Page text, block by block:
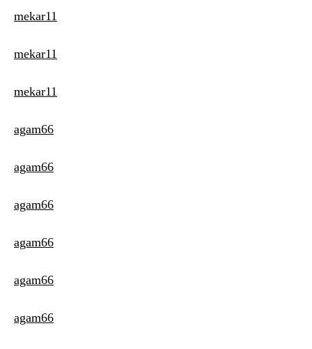
mekar11
mekar11
mekar11
agam66
agam66
agam66
agam66
agam66
agam66